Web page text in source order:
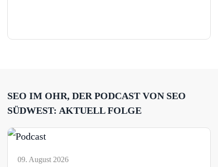
SEO IM OHR, DER PODCAST VON SEO
SÜDWEST: AKTUELL FOLGE
09. August 2026